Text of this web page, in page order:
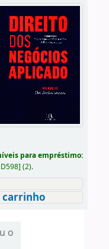
para empréstimo:
] (2).
carrinho
o